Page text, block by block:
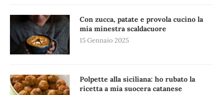
Con zucca, patate e provola cucino la
mia minestra scaldacuore
15 Gennaio 2025
Polpette alla siciliana: ho rubato la
ricetta a mia suocera catanese